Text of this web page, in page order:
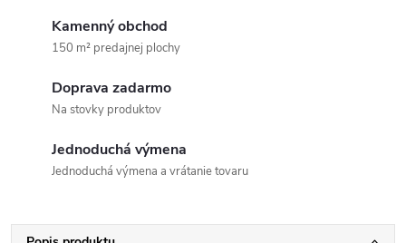
Kamenný obchod
150 m² predajnej plochy
Doprava zadarmo
Na stovky produktov
Jednoduchá výmena
Jednoduchá výmena a vrátanie tovaru